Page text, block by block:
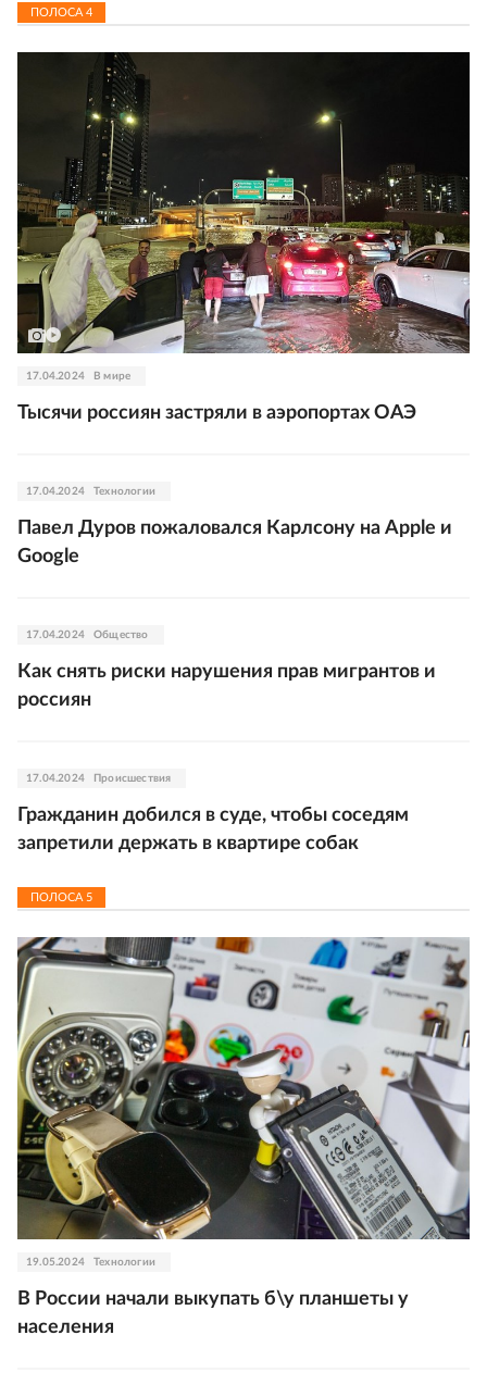
ПОЛОСА 4
17.04.2024 В мире
Тысячи россиян застряли в аэропортах ОАЭ
17.04.2024 Технологии
Павел Дуров пожаловался Карлсону на Apple и
Google
17.04.2024 Общество
Как снять риски нарушения прав мигрантов и
россиян
17.04.2024 Происшествия
Гражданин добился в суде, чтобы соседям
запретили держать в квартире собак
ПОЛОСА5
19.05.2024 Технологии
В России начали выкупать б\у планшеты у
населения